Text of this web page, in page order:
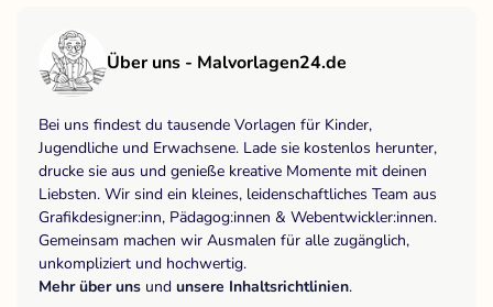
Über uns - Malvorlagen24.de
Bei uns findest du tausende Vorlagen für Kinder,
Jugendliche und Erwachsene. Lade sie kostenlos herunter,
drucke sie aus und genieße kreative Momente mit deinen
Liebsten. Wir sind ein kleines, leidenschaftliches Team aus
Grafikdesigner:inn, Pädagog:innen & Webentwickler:innen.
Gemeinsam machen wir Ausmalen für alle zugänglich,
unkompliziert und hochwertig.
Mehr über uns und unsere Inhaltsrichtlinien.